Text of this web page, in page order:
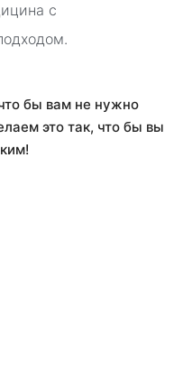
с
бы вам не нужно
это так, что бы вы